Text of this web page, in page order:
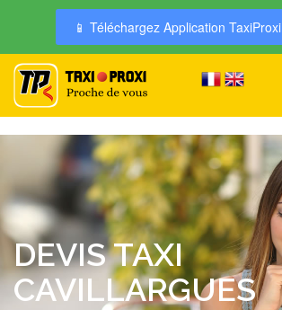
📱 Téléchargez Application TaxiProxi
DEVIS TAXI
CAVILLARGUES